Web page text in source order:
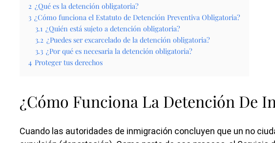
2 ¿Qué es la detención obligatoria?
3 ¿Cómo funciona el Estatuto de Detención Preventiva Obligatoria?
3.1 ¿Quién está sujeto a detención obligatoria?
3.2 ¿Puedes ser excarcelado de la detención obligatoria?
3.3 ¿Por qué es necesaria la detención obligatoria?
4 Proteger tus derechos
¿Cómo Funciona La Detención De
Cuando las autoridades de inmigración concluyen que un no